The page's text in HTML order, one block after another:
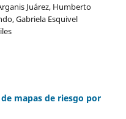
Juárez, Humberto
Gabriela Esquivel
mapas de riesgo por